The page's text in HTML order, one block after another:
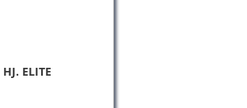
ELITE